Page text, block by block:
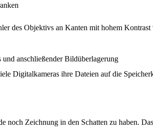
des Objektivs an Kanten mit hohem
anschließender Bildüberlagerung
Digitalkameras ihre Dateien auf die
noch Zeichnung in den Schatten zu haben.